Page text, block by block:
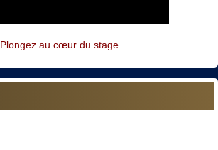
Plongez au cœur du stage